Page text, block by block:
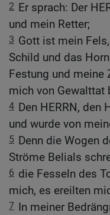
2 Er sprach: Der
und mein Retter;
3 Gott ist mein
Schild und das
Festung und meine
mich von Gewalttat
4 Den HERRN,
und wurde von
5 Denn die Wogen
Ströme Belials
6 die Fesseln des
mich, es ereilten
7 In meiner